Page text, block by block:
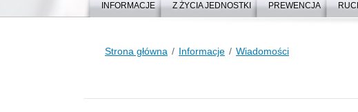
INFORMACJE Z ŻYCIA JEDNOSTKI PREWENCJA
Strona główna Informacje Wiadomości